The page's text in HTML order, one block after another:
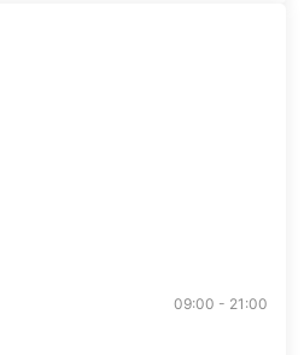
09:00 - 21:00